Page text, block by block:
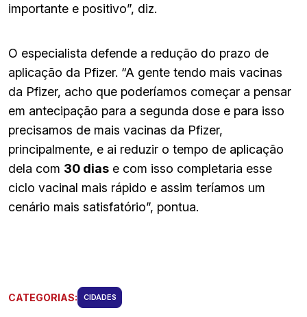
importante e positivo”, diz.
O especialista defende a redução do prazo de
aplicação da Pfizer. “A gente tendo mais vacinas
da Pfizer, acho que poderíamos começar a pensar
em antecipação para a segunda dose e para isso
precisamos de mais vacinas da Pfizer,
principalmente, e ai reduzir o tempo de aplicação
dela com 30 dias e com isso completaria esse
ciclo vacinal mais rápido e assim teríamos um
cenário mais satisfatório”, pontua.
CATEGORIAS: CIDADES